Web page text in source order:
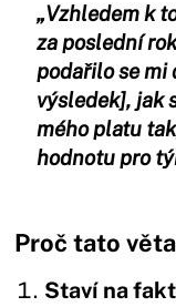
„Vzhledem k
za poslední
podařilo se
výsledek], jak
mého platu
hodnotu pro
Proč tato
Staví na